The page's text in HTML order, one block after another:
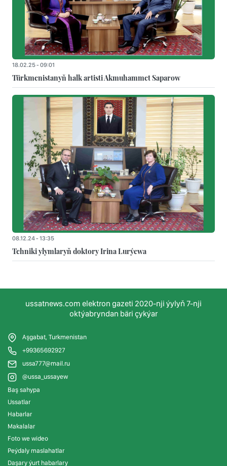
18.02.25 - 09:01
Türkmenistanyň halk artisti Akmuhammet Saparow
08.12.24 - 13:35
Tehniki ylymlaryň doktory Irina Lurýewa
ussatnews.com elektron gazeti 2020-nji ýylyň 7-nji
oktýabryndan bäri çykýar
Aşgabat, Turkmenistan
+99365692927
ussa777@mail.ru
@ussa_ussayew
Baş sahypa
Ussatlar
Habarlar
Makalalar
Foto we wideo
Peýdaly maslahatlar
Daşary ýurt habarlary